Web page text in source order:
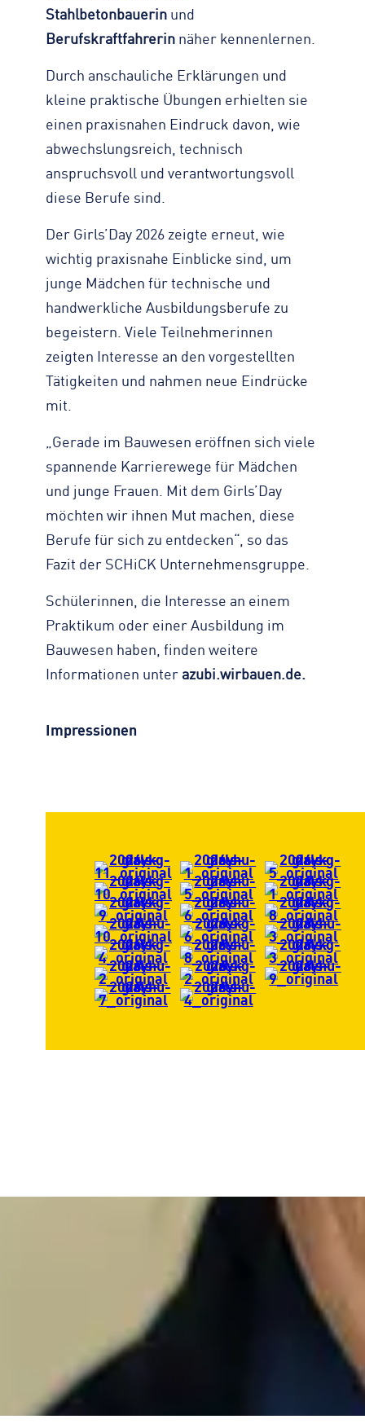
Stahlbetonbauerin und
Berufskraftfahrerin näher kennenlernen.
Durch anschauliche Erklärungen und
kleine praktische Übungen erhielten sie
einen praxisnahen Eindruck davon, wie
abwechslungsreich, technisch
anspruchsvoll und verantwortungsvoll
diese Berufe sind.
Der Girls’Day 2026 zeigte erneut, wie
wichtig praxisnahe Einblicke sind, um
junge Mädchen für technische und
handwerkliche Ausbildungsberufe zu
begeistern. Viele Teilnehmerinnen
zeigten Interesse an den vorgestellten
Tätigkeiten und nahmen neue Eindrücke
mit.
„Gerade im Bauwesen eröffnen sich viele
spannende Karrierewege für Mädchen
und junge Frauen. Mit dem Girls’Day
möchten wir ihnen Mut machen, diese
Berufe für sich zu entdecken“, so das
Fazit der SCHiCK Unternehmensgruppe.
Schülerinnen, die Interesse an einem
Praktikum oder einer Ausbildung im
Bauwesen haben, finden weitere
Informationen unter azubi.wirbauen.de.
Impressionen